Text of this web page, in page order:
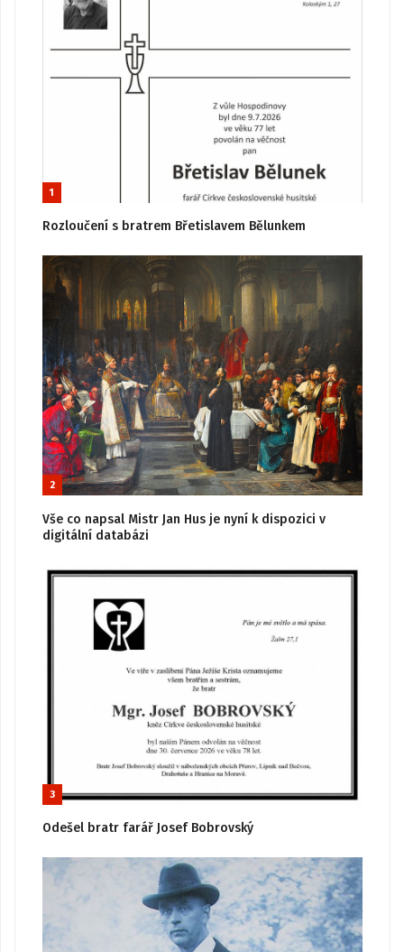
1
Rozloučení s bratrem Břetislavem Bělunkem
2
Vše co napsal Mistr Jan Hus je nyní k dispozici v
digitální databázi
3
Odešel bratr farář Josef Bobrovský